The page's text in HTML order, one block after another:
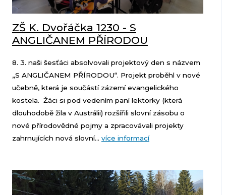
ZŠ K. Dvořáčka 1230 - S
ANGLIČANEM PŘÍRODOU
8. 3. naši šesťáci absolvovali projektový den s názvem
„S ANGLIČANEM PŘÍRODOU“. Projekt proběhl v nové
učebně, která je součástí zázemí evangelického
kostela. Žáci si pod vedením paní lektorky (která
dlouhodobě žila v Austrálii) rozšířili slovní zásobu o
nové přírodovědné pojmy a zpracovávali projekty
zahrnujících nová slovní... více informací